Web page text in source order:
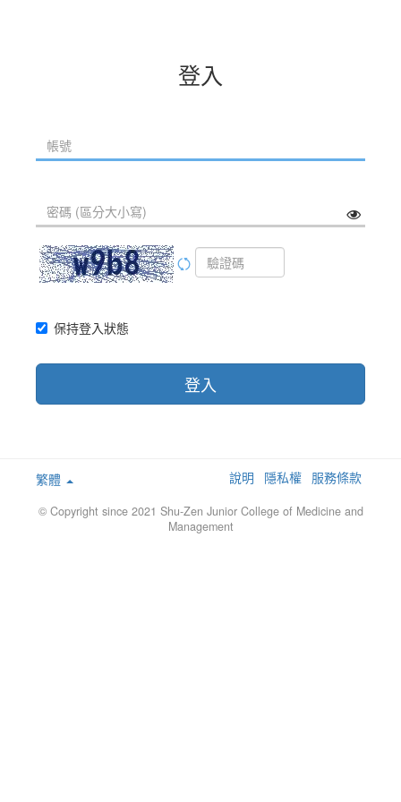
登入
保持登入狀態
登入
繁體 說明 隱私權 服務條款
© Copyright since 2021 Shu-Zen Junior College of Medicine and
Management